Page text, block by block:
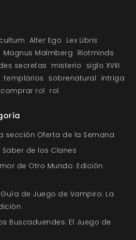
Alter Ego Lex Libris
Magnus Malmberg Riotminds
secretas misterio siglo XVIII
templarios sobrenatural intriga
comprar rol rol
sección Oferta de la Semana
de los Clanes
de Otro Mundo: Edición
de Juego de Vampiro: La
Buscaduendes: El Juego de